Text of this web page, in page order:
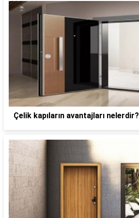
Çelik kapıların avantajları nelerdir?